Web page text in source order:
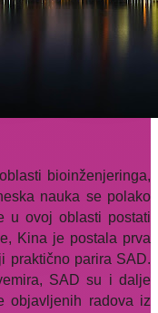
bioinženjeringa,
nauka se polako
u ovoj oblasti postati
Kina je postala prva
praktično parira SAD.
SAD su i dalje
objavljenih radova iz